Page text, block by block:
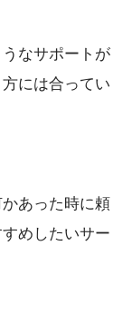
なサポートが
には合ってい
あった時に頼
めしたいサー